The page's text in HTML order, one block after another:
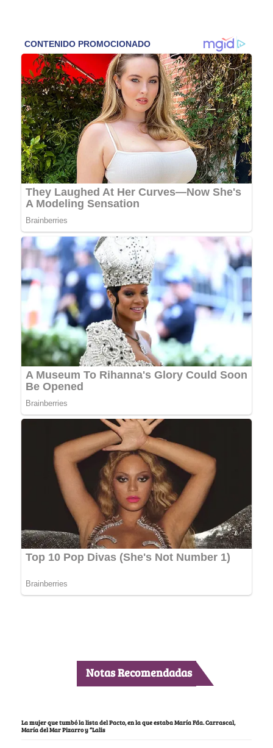
Notas Recomendadas
La mujer que tumbó la lista del Pacto, en la que estaba María Fda. Carrascal,
María del Mar Pizarro y “Lalis